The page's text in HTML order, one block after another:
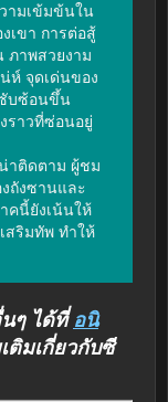
ามเข้มข้นใน
เขา การต่อสู้
ภาพสวยงาม
ห์ จุดเด่นของ
บซ้อนขึ้น
ราวที่ซ่อนอยู่
าติดตาม ผู้ชม
ถังซานและ
คนี้ยังเน้นให้
สริมทัพ ทำให้
นๆ ได้ที่ อนิ
ติมเกี่ยวกับซี